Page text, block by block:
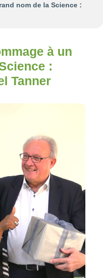
nom de la Science :
à un
:
Tanner